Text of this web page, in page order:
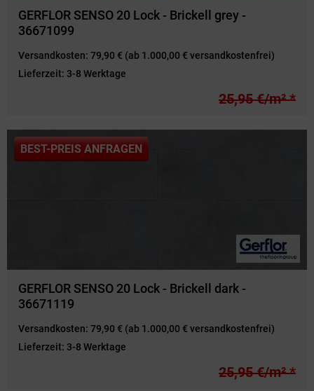
GERFLOR SENSO 20 Lock - Brickell grey -
36671099
Versandkosten: 79,90 € (ab 1.000,00 € versandkostenfrei)
Lieferzeit: 3-8 Werktage
25,95 €/m² *
BEST-PREIS ANFRAGEN
GERFLOR SENSO 20 Lock - Brickell dark -
36671119
Versandkosten: 79,90 € (ab 1.000,00 € versandkostenfrei)
Lieferzeit: 3-8 Werktage
25,95 €/m² *